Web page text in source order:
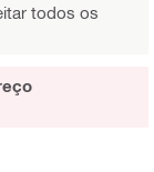
todos os